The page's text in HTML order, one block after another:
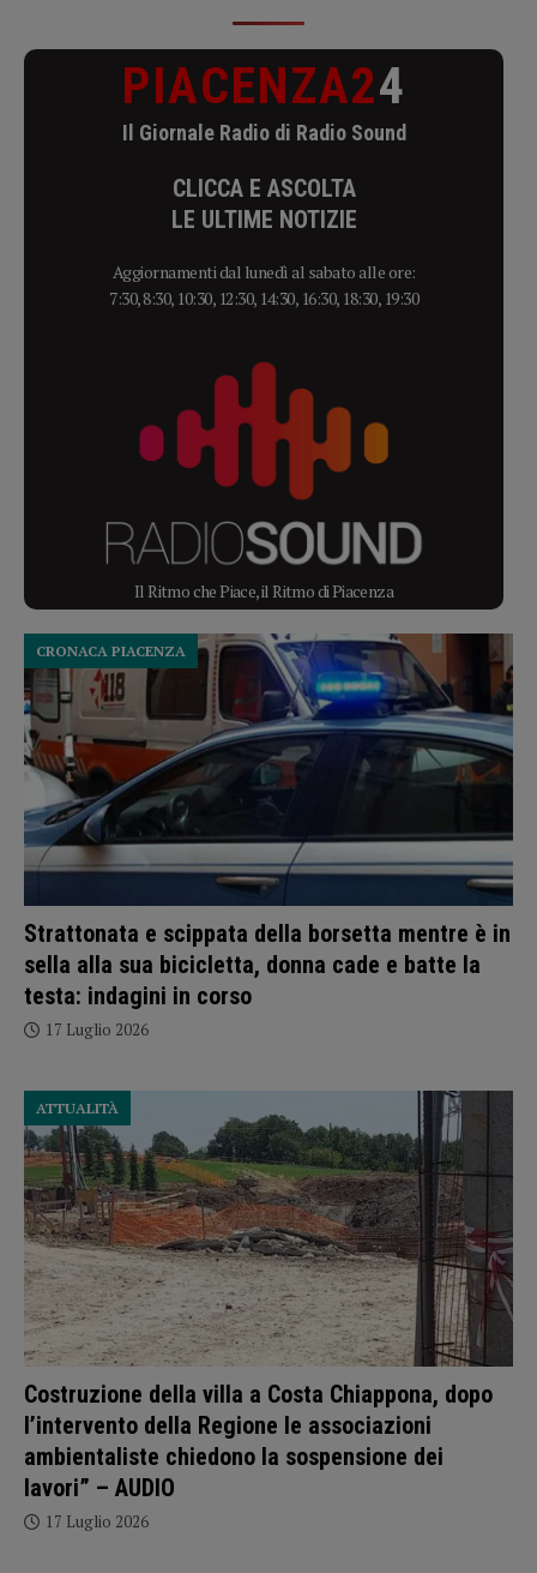
PIACENZA24
Il Giornale Radio di Radio Sound
CLICCA E ASCOLTA
LE ULTIME NOTIZIE
Aggiornamenti dal lunedì al sabato alle ore:
7:30, 8:30, 10:30, 12:30, 14:30, 16:30, 18:30, 19:30
Il Ritmo che Piace, il Ritmo di Piacenza
Strattonata e scippata della borsetta mentre è in
sella alla sua bicicletta, donna cade e batte la
testa: indagini in corso
CRONACA PIACENZA
17 Luglio 2026
Costruzione della villa a Costa Chiappona, dopo
l’intervento della Regione le associazioni
ambientaliste chiedono la sospensione dei
lavori” – AUDIO
ATTUALITÀ
17 Luglio 2026